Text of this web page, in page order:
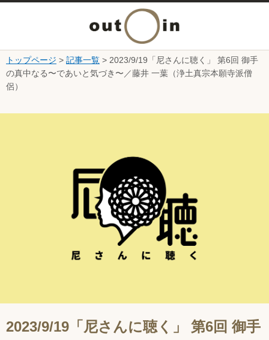
本文へ
ニ
ュ
ー
トップページ > 記事一覧 > 2023/9/19「尼さんに聴く」 第6回 御手
の真中なる〜であいと気づき〜／藤井 一葉（浄土真宗本願寺派僧
侶）
2023/9/19「尼さんに聴く」 第6回 御手